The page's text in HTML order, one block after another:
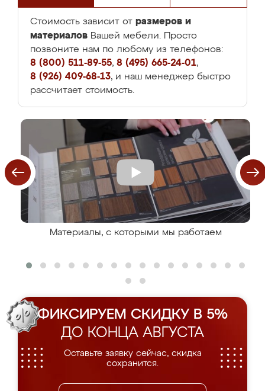
Стоимость зависит от размеров и
материалов Вашей мебели. Просто
позвоните нам по любому из телефонов:
8 (800) 511-89-55, 8 (495) 665-24-01,
8 (926) 409-68-13, и наш менеджер быстро
рассчитает стоимость.
Материалы, с которыми мы работаем
ФИКСИРУЕМ СКИДКУ В 5%
ДО КОНЦА АВГУСТА
Оставьте заявку сейчас, скидка
сохранится.